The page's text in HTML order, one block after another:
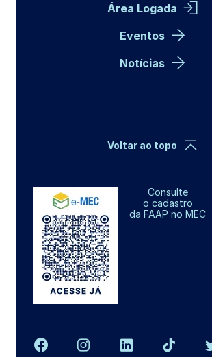
Área Logada
Eventos
Notícias
Consulte
o cadastro
da FAAP no MEC
Voltar ao topo